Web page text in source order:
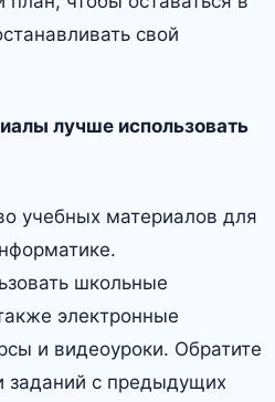
свой
лучше использовать
учебных материалов для
школьные
электронные
и видеоуроки. Обратите
заданий с предыдущих